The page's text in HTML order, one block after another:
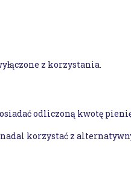
z korzystania.
odliczoną kwotę
korzystać z